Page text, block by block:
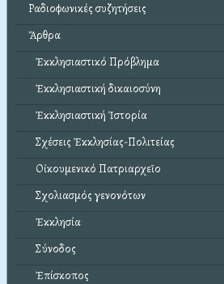
Ραδιοφωνικές συζητήσεις
Ἄρθρα
Ἐκκλησιαστικό Πρόβλημα
Ἐκκλησιαστική δικαιοσύνη
Ἐκκλησιαστική Ἱστορία
Σχέσεις Ἐκκλησίας-Πολιτείας
Οἰκουμενικό Πατριαρχεῖο
Σχολιασμός γενονότων
Ἐκκλησία
Σύνοδος
Ἐπίσκοπος